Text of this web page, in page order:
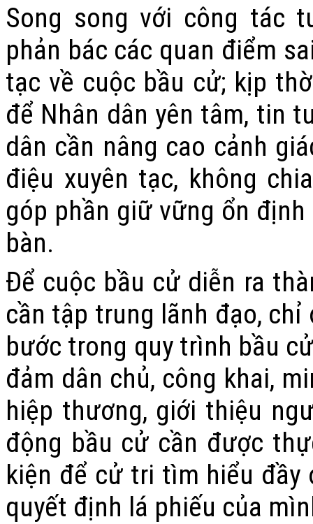
Song song với công tác
phản bác các quan điểm
tạc về cuộc bầu cử; kịp
để Nhân dân yên tâm, tin
dân cần nâng cao cảnh
điệu xuyên tạc, không
góp phần giữ vững ổn
bàn.
Để cuộc bầu cử diễn ra
cần tập trung lãnh đạo,
bước trong quy trình bầu
đảm dân chủ, công khai,
hiệp thương, giới thiệu
động bầu cử cần được
kiện để cử tri tìm hiểu
quyết định lá phiếu của